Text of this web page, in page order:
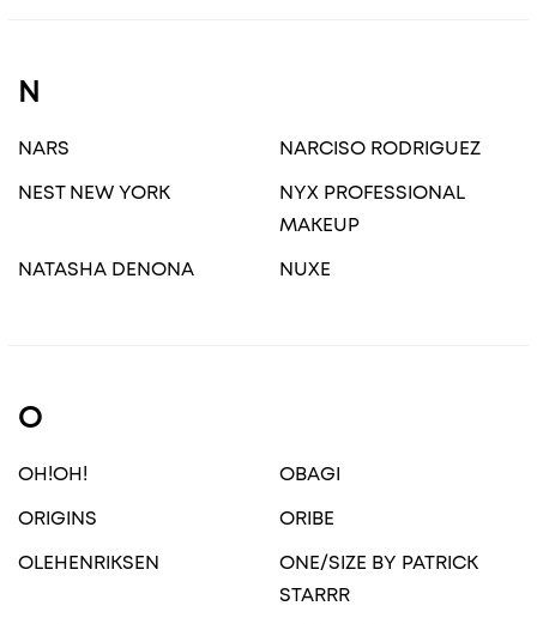
N
NARS
NARCISO RODRIGUEZ
NEST NEW YORK
NYX PROFESSIONAL
MAKEUP
NATASHA DENONA
NUXE
O
OH!OH!
OBAGI
ORIGINS
ORIBE
OLEHENRIKSEN
ONE/SIZE BY PATRICK
STARRR